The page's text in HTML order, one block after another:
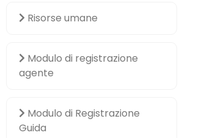
Risorse umane
Modulo di registrazione
agente
Modulo di Registrazione
Guida